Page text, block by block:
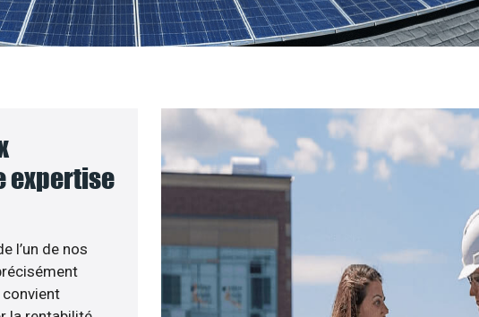
expertise
l’un de nos
convient